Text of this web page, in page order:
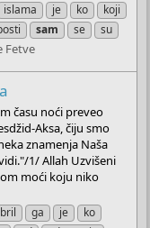
islama je ko
koji
sam se
su
Fetve
času noći preveo
Aksa, čiju smo
znamenja Naša
1/ Allah Uzvišeni
moći koju niko
ga je
ko